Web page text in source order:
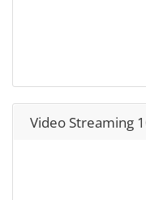
Video Streaming